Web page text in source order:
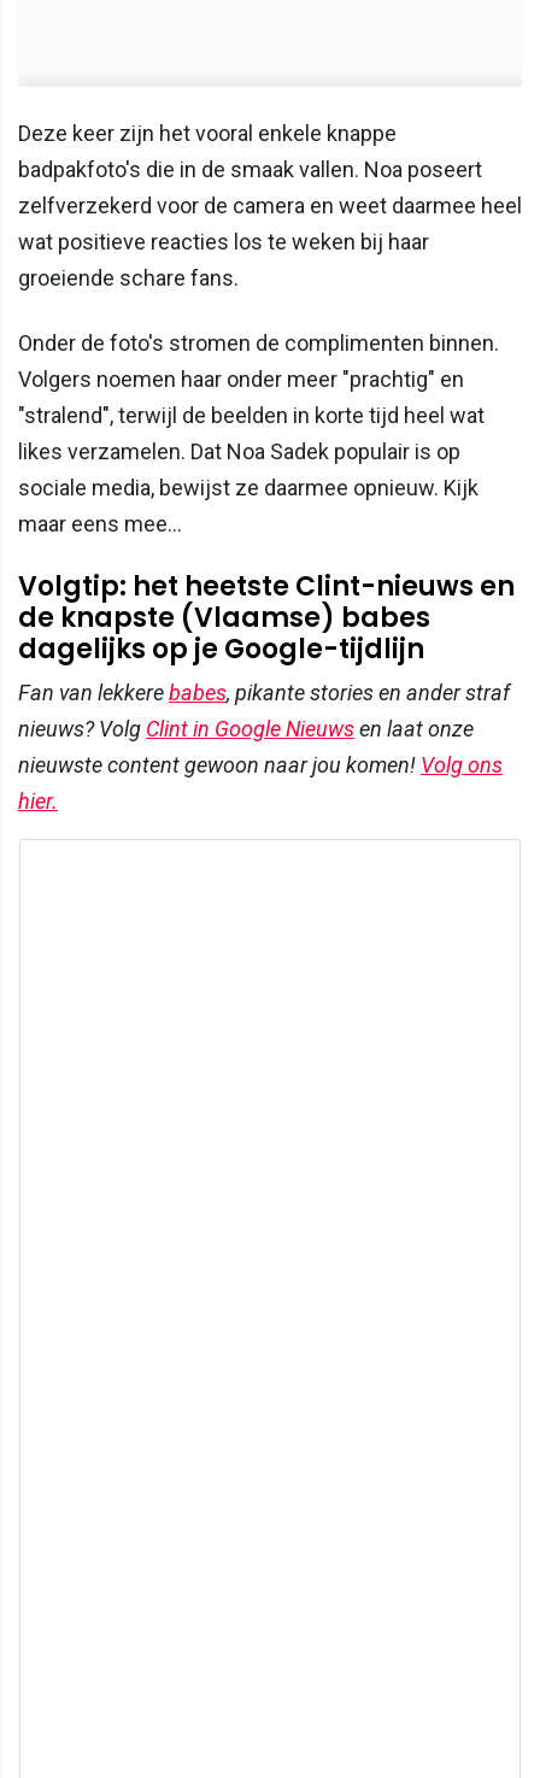
Deze keer zijn het vooral enkele knappe
badpakfoto's die in de smaak vallen. Noa poseert
zelfverzekerd voor de camera en weet daarmee heel
wat positieve reacties los te weken bij haar
groeiende schare fans.
Onder de foto's stromen de complimenten binnen.
Volgers noemen haar onder meer "prachtig" en
"stralend", terwijl de beelden in korte tijd heel wat
likes verzamelen. Dat Noa Sadek populair is op
sociale media, bewijst ze daarmee opnieuw. Kijk
maar eens mee...
Volgtip: het heetste Clint-nieuws en
de knapste (Vlaamse) babes
dagelijks op je Google-tijdlijn
Fan van lekkerebabes, pikante stories en ander straf
nieuws? Volg Clint in Google Nieuwsen laat onze
nieuwste content gewoon naar jou komen! Volg ons
hier.